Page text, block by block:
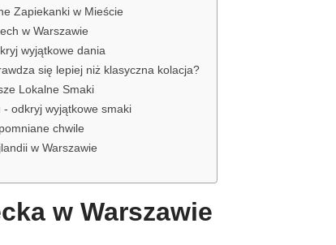
Zapiekanki w Mieście
w Warszawie
wyjątkowe dania
się lepiej niż klasyczna kolacja?
Lokalne Smaki
odkryj wyjątkowe smaki
chwile
w Warszawie
w Warszawie